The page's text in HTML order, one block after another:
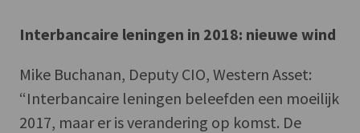
Interbancaire leningen in 2018: nieuwe wind
Mike Buchanan, Deputy CIO, Western Asset:
“Interbancaire leningen beleefden een moeilijk
2017, maar er is verandering op komst. De